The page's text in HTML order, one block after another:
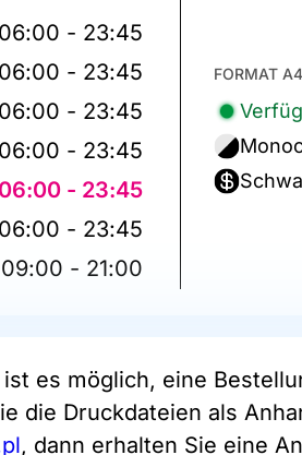
06:00 - 23:45
06:00 - 23:45
06:00 - 23:45
06:00 - 23:45
06:00 - 23:45
06:00 - 23:45
09:00 - 21:00
FORMAT A4
es möglich, eine
die Druckdateien als
, dann erhalten Sie eine